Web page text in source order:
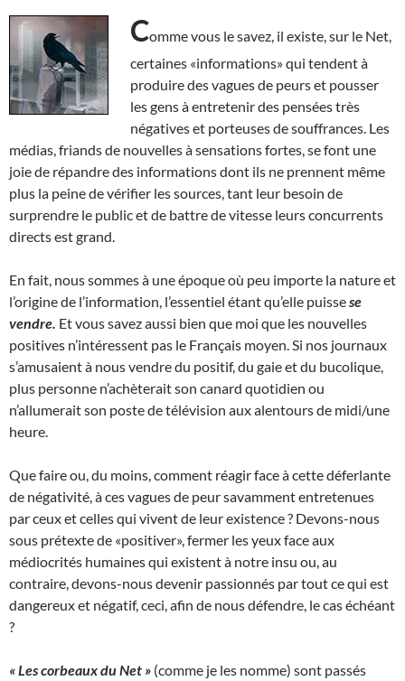
Comme vous le savez, il existe, sur le Net,
certaines «informations» qui tendent à
produire des vagues de peurs et pousser
les gens à entretenir des pensées très
négatives et porteuses de souffrances. Les
médias, friands de nouvelles à sensations fortes, se font une
joie de répandre des informations dont ils ne prennent même
plus la peine de vérifier les sources, tant leur besoin de
surprendre le public et de battre de vitesse leurs concurrents
directs est grand.
En fait, nous sommes à une époque où peu importe la nature et
l’origine de l’information, l’essentiel étant qu’elle puissese
vendre. Et vous savez aussi bien que moi que les nouvelles
positives n’intéressent pas le Français moyen. Si nos journaux
s’amusaient à nous vendre du positif, du gaie et du bucolique,
plus personne n’achèterait son canard quotidien ou
n’allumerait son poste de télévision aux alentours de midi/une
heure.
Que faire ou, du moins, comment réagir face à cette déferlante
de négativité, à ces vagues de peur savamment entretenues
par ceux et celles qui vivent de leur existence ? Devons-nous
sous prétexte de «positiver», fermer les yeux face aux
médiocrités humaines qui existent à notre insu ou, au
contraire, devons-nous devenir passionnés par tout ce qui est
dangereux et négatif, ceci, afin de nous défendre, le cas échéant
?
« Les corbeaux du Net » (comme je les nomme) sont passés